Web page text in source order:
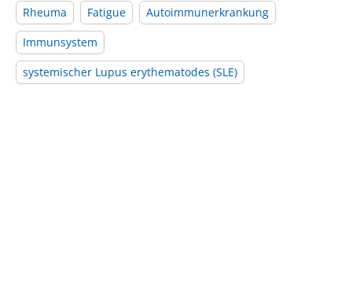
Rheuma Fatigue
Autoimmunerkrankung
Immunsystem
systemischer Lupus erythematodes (SLE)